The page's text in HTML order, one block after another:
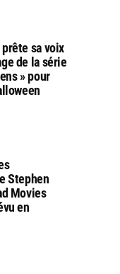
sa voix
de la série
» pour
Stephen
Movies
en